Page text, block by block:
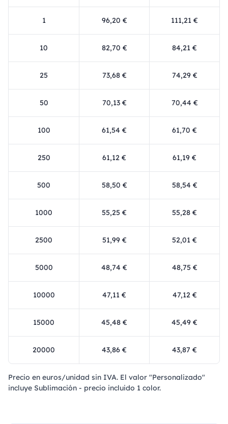
1 96,20 € 111,21 €
10 82,70 € 84,21 €
25 73,68 € 74,29 €
50 70,13 € 70,44 €
100 61,54 € 61,70 €
250 61,12 € 61,19 €
500 58,50 € 58,54 €
1000 55,25 € 55,28 €
2500 51,99 € 52,01 €
5000 48,74 € 48,75 €
10000 47,11 € 47,12 €
15000 45,48 € 45,49 €
20000 43,86 € 43,87 €
Precio en euros/unidad sin IVA. El valor "Personalizado"
incluye Sublimación - precio incluido 1 color.